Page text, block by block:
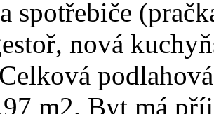
spotřebiče
nová
m2. Byt má